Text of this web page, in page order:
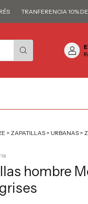
TRANFERENCIA 10% DE
> ZAPATILLAS > URBANAS >
hombre